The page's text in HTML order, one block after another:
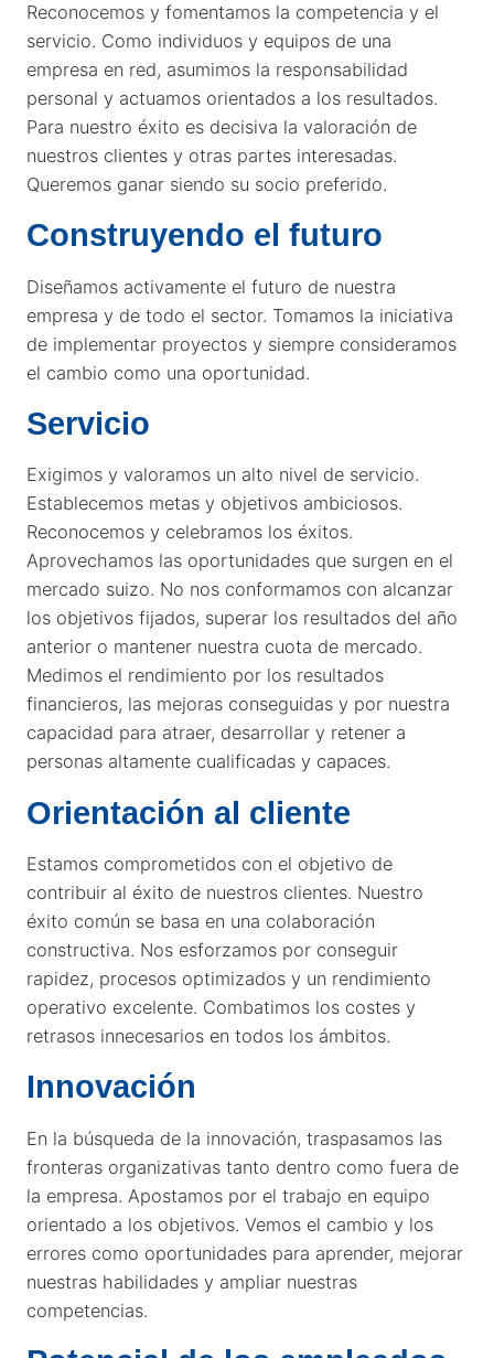
Reconocemos y fomentamos la competencia y el
servicio. Como individuos y equipos de una
empresa en red, asumimos la responsabilidad
personal y actuamos orientados a los resultados.
Para nuestro éxito es decisiva la valoración de
nuestros clientes y otras partes interesadas.
Queremos ganar siendo su socio preferido.
Construyendo el futuro
Diseñamos activamente el futuro de nuestra
empresa y de todo el sector. Tomamos la iniciativa
de implementar proyectos y siempre consideramos
el cambio como una oportunidad.
Servicio
Exigimos y valoramos un alto nivel de servicio.
Establecemos metas y objetivos ambiciosos.
Reconocemos y celebramos los éxitos.
Aprovechamos las oportunidades que surgen en el
mercado suizo. No nos conformamos con alcanzar
los objetivos fijados, superar los resultados del año
anterior o mantener nuestra cuota de mercado.
Medimos el rendimiento por los resultados
financieros, las mejoras conseguidas y por nuestra
capacidad para atraer, desarrollar y retener a
personas altamente cualificadas y capaces.
Orientación al cliente
Estamos comprometidos con el objetivo de
contribuir al éxito de nuestros clientes. Nuestro
éxito común se basa en una colaboración
constructiva. Nos esforzamos por conseguir
rapidez, procesos optimizados y un rendimiento
operativo excelente. Combatimos los costes y
retrasos innecesarios en todos los ámbitos.
Innovación
En la búsqueda de la innovación, traspasamos las
fronteras organizativas tanto dentro como fuera de
la empresa. Apostamos por el trabajo en equipo
orientado a los objetivos. Vemos el cambio y los
errores como oportunidades para aprender, mejorar
nuestras habilidades y ampliar nuestras
competencias.